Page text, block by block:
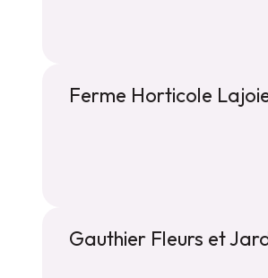
Ferme Horticole
Gauthier Fleurs et